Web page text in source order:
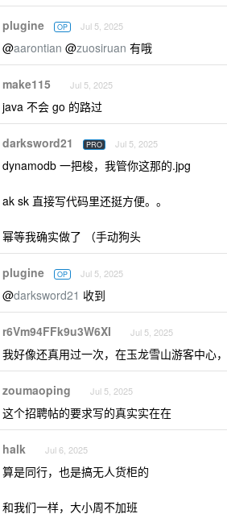
plugine OP Jul 5, 2025
@aarontian @zuosiruan 有哦
make115 Jul 5, 2025
java 不会 go 的路过
darksword21 PRO Jul 5, 2025
dynamodb 一把梭，我管你这那的.jpg
ak sk 直接写代码里还挺方便。。
幂等我确实做了 （手动狗头
plugine OP Jul 5, 2025
@darksword21 收到
r6Vm94FFk9u3W6XI Jul 5, 2025
我好像还真用过一次，在玉龙雪山游客中心
zoumaoping Jul 5, 2025
这个招聘帖的要求写的真实实在在
halk Jul 6, 2025
算是同行，也是搞无人货柜的
和我们一样，大小周不加班